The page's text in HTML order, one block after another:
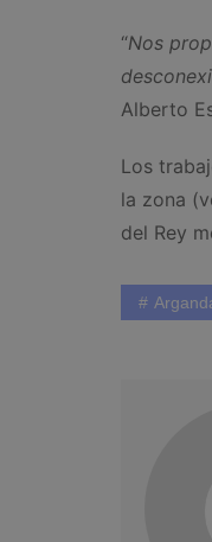
“Nos
Alberto
Los
la zona
del Rey